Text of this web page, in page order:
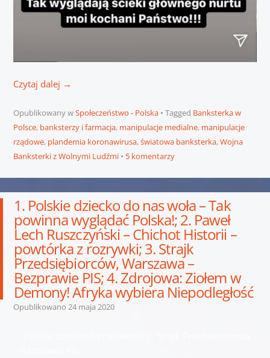
Czytaj dalej →
Opublikowany wSpołeczeństwo - Polska Tagged Banksterka w
Polsce, banksterzy i farmacja, manipulacje medialne, manipulacje
rządowe, plandemia koronawirusa,światowa banksterka,Wojna
Banksterki z Wolnymi Ludźmi
5 komentarzy
1. Polskie dziecko do nas woła – Tak
powinna wyglądać Polska!; 2. Paweł
Lech Ruszczyński – Chichot Historii –
powtórka z rozrywki; 3. Strajk
Przedsiębiorców, Warszawa –
Bezprawie PIS; 4. Zdrojowa: Ziołem w
Demony! Afryka wybiera Niepodległość
Opublikowano 24 maja 2020